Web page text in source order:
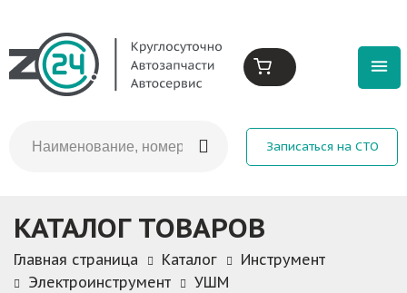
Записаться на СТО
КАТАЛОГ ТОВАРОВ
Главная страница Каталог
Инструмент
Электроинструмент
УШМ